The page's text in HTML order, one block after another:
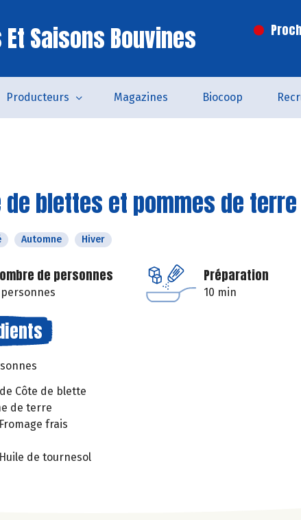
Saisons Bouvines
Producteurs Magazines Biocoop
de blettes et pommes de terre
Automne Hiver
de personnes Préparation
10 min
Côte de blette
de terre
frais
de tournesol